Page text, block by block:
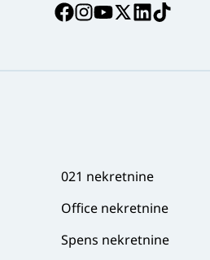
021 nekretnine
Office nekretnine
Spens nekretnine